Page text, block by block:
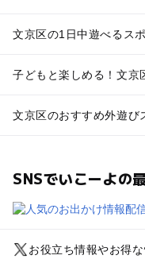
文京区の1日中遊べるス
子どもと楽しめる！文京
文京区のおすすめ外遊び
SNSでいこーよの
お役立ち情報やお得